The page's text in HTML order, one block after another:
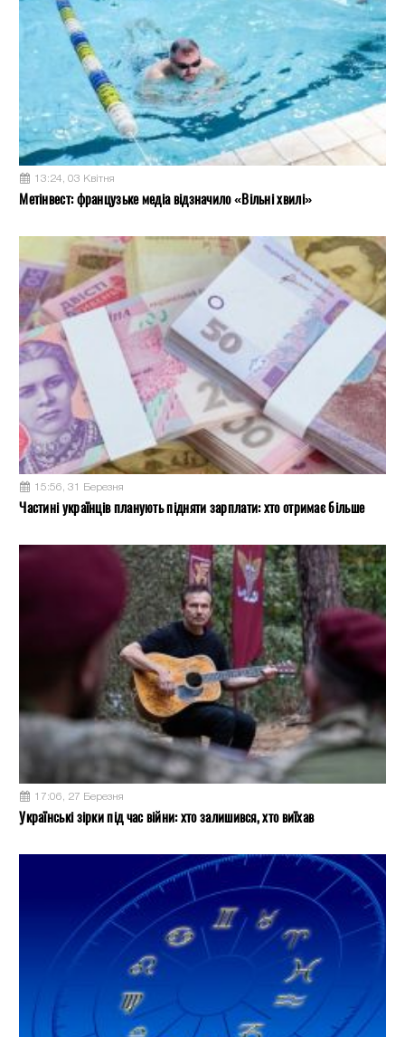
13:24, 03 Квітня
Метінвест: французьке медіа відзначило «Вільні хвилі»
15:56, 31 Березня
Частині українців планують підняти зарплати: хто отримає більше
17:06, 27 Березня
Українські зірки під час війни: хто залишився, хто виїхав